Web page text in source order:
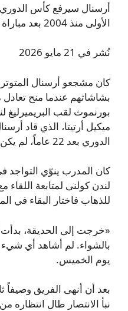
أرسنال سيرفع كأس الدوري
الأولى منذ 2004 بعد مباراة الأحد أمام كريستال بالاس.
نُشر في 21 مايو 2026
كان مشجعو أرسنال
بشاشاتهم عندما منح
بورنموث لقب
ميكيل أرتيتا، الذي قاد
الدوري بعد 22 عاماً، لم يكن يشاهد المباراة.
كان المدرب ينوّي
لندن كولنى لمتابعة اللقاء
للذهاب فاختار البقاء في
«خرجت إلى الحديقة، بدأت
بالشواء. لم أشاهد أي شيء
يوم الخميس.
بعد أن أنهى الفريق وصيفاً
نبأ الانتصار طال انتظاره